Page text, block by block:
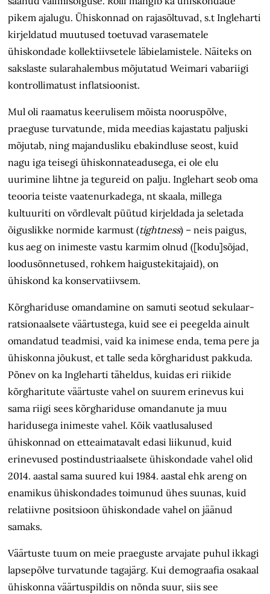
pikem ajalugu. Ühiskonnad on rajasõltuvad, s.t Ingleharti
kirjeldatud muutused toetuvad varasematele
ühiskondade kollektiivsetele läbielamistele. Näiteks on
sakslaste sularahalembus mõjutatud Weimari vabariigi
kontrollimatust inflatsioonist.
Mul oli raamatus keerulisem mõista nooruspõlve,
praeguse turvatunde, mida meedias kajastatu paljuski
mõjutab, ning majandusliku ebakindluse seost, kuid
nagu iga teisegi ühiskonnateadusega, ei ole elu
uurimine lihtne ja tegureid on palju. Inglehart seob oma
teooria teiste vaatenurkadega, nt skaala, millega
kultuuriti on võrdlevalt püütud kirjeldada ja seletada
õiguslikke normide karmust (tightness) – neis paigus,
kus aeg on inimeste vastu karmim olnud ([kodu]sõjad,
loodusõnnetused, rohkem haigustekitajaid), on
ühiskond ka konservatiivsem.
Kõrghariduse omandamine on samuti seotud sekulaar-
ratsionaalsete väärtustega, kuid see ei peegelda ainult
omandatud teadmisi, vaid ka inimese enda, tema pere ja
ühiskonna jõukust, et talle seda kõrgharidust pakkuda.
Põnev on ka Ingleharti täheldus, kuidas eri riikide
kõrgharitute väärtuste vahel on suurem erinevus kui
sama riigi sees kõrghariduse omandanute ja muu
haridusega inimeste vahel. Kõik vaatlusalused
ühiskonnad on etteaimatavalt edasi liikunud, kuid
erinevused postindustriaalsete ühiskondade vahel olid
2014. aastal sama suured kui 1984. aastal ehk areng on
enamikus ühiskondades toimunudühessuunas, kuid
relatiivne positsioon ühiskondade vahel on jäänud
samaks.
Väärtuste tuum on meie praeguste arvajate puhul ikkagi
lapsepõlve turvatunde tagajärg. Kui demograafia osakaal
ühiskonna väärtuspildis on nõnda suur, siis see